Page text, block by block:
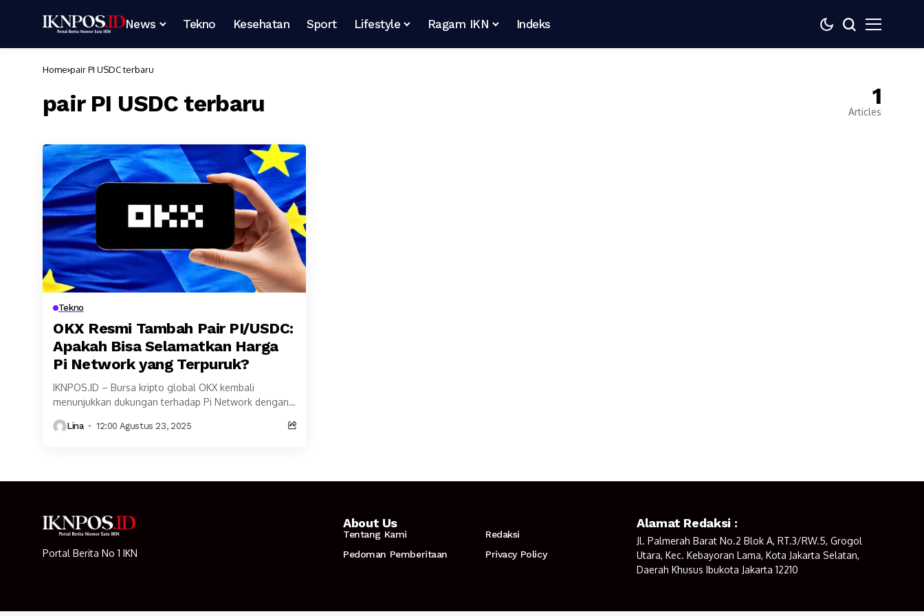
News Tekno Kesehatan Sport Lifestyle Ragam IKN Indeks
Home pair PI USDC terbaru
pair PI USDC terbaru 1
Articles
Tekno
OKX Resmi Tambah Pair PI/USDC:
Apakah Bisa Selamatkan Harga
Pi Network yang Terpuruk?
IKNPOS.ID – Bursa kripto global OKX kembali
menunjukkan dukungan terhadap Pi Network dengan
diharapkan mampu meningkatkan likuiditas...
Lina 12:00 Agustus 23, 2025
Portal Berita No 1 IKN
About Us
Tentang Kami
Redaksi
Pedoman Pemberitaan
Privacy Policy
Alamat Redaksi :
Jl. Palmerah Barat No.2 Blok A, RT.3/RW.5, Grogol
Utara, Kec. Kebayoran Lama, Kota Jakarta Selatan,
Daerah Khusus Ibukota Jakarta 12210